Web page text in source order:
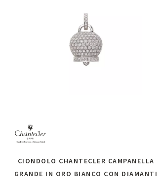
CIONDOLO CHANTECLER CAMPANELLA
GRANDE IN ORO BIANCO CON DIAMANTI